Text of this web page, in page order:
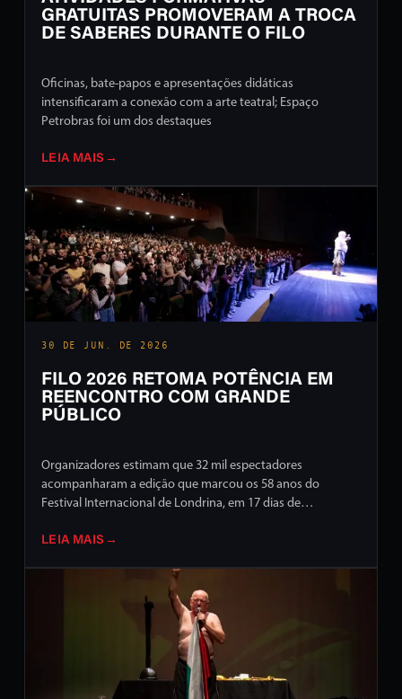
GRATUITAS PROMOVERAM A TROCA
DE SABERES DURANTE O FILO
Oficinas, bate-papos e apresentações didáticas
intensificaram a conexão com a arte teatral; Espaço
Petrobras foi um dos destaques
LEIA MAIS →
30 DE JUN. DE 2026
FILO 2026 RETOMA POTÊNCIA EM
REENCONTRO COM GRANDE
PÚBLICO
Organizadores estimam que 32 mil espectadores
acompanharam a edição que marcou os 58 anos do
Festival Internacional de Londrina, em 17 dias de
LEIA MAIS →